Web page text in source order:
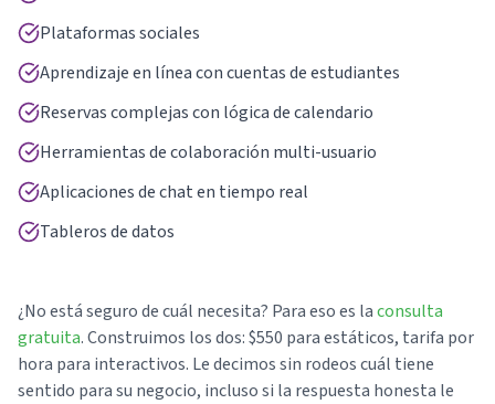
Plataformas sociales
Aprendizaje en línea con cuentas de estudiantes
Reservas complejas con lógica de calendario
Herramientas de colaboración multi-usuario
Aplicaciones de chat en tiempo real
Tableros de datos
¿No está seguro de cuál necesita? Para eso es laconsulta
gratuita. Construimos los dos: $550 para estáticos, tarifa por
hora para interactivos. Le decimos sin rodeos cuál tiene
sentido para su negocio, incluso si la respuesta honesta le